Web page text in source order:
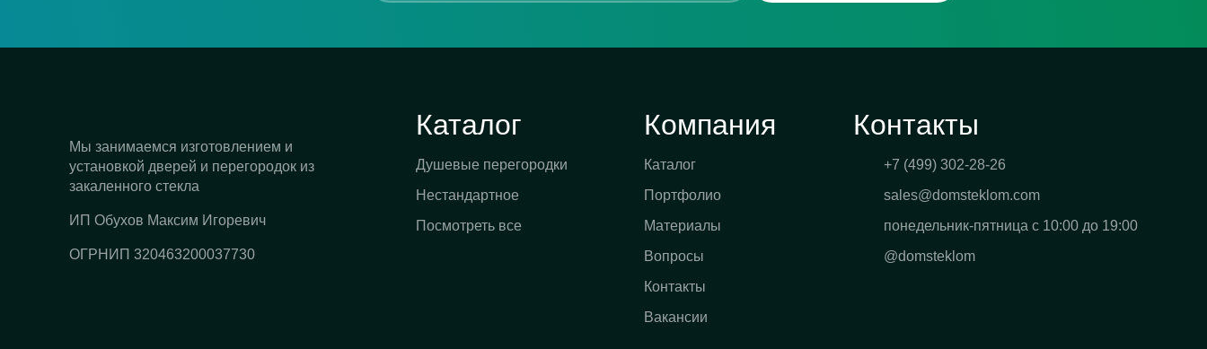
Мы занимаемся изготовлением и
установкой дверей и перегородок из
закаленного стекла
ИП Обухов Максим Игоревич
ОГРНИП 320463200037730
Каталог
Душевые перегородки
Нестандартное
Посмотреть все
Компания
Каталог
Портфолио
Материалы
Вопросы
Контакты
Вакансии
Контакты
+7 (499) 302-28-26
sales@domsteklom.com
понедельник-пятница с 10:00 до 19:00
@domsteklom